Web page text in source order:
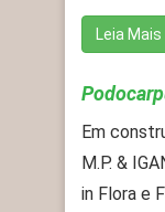
Leia Mais
Em
M.P. &
in Flora e